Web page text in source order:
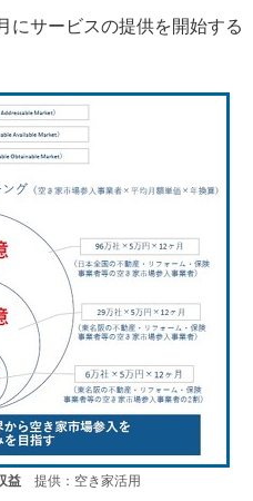
にサービスの提供を開始する
益提供：空き家活用